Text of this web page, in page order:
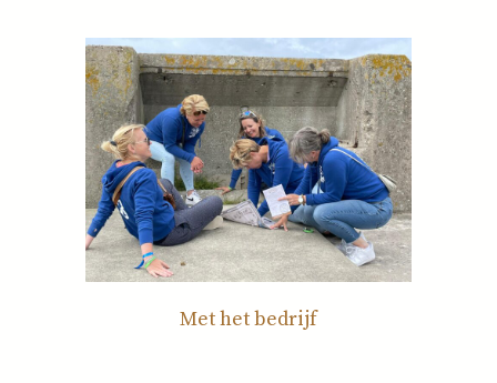
Met het bedrijf